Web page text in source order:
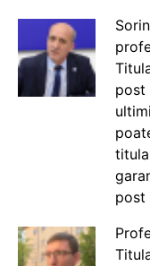
post
post